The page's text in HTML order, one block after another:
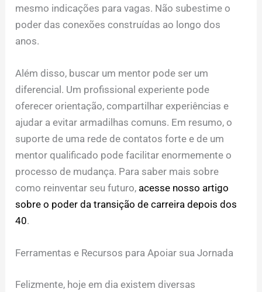
mesmo indicações para vagas. Não subestime o
poder das conexões construídas ao longo dos
anos.
Além disso, buscar um mentor pode ser um
diferencial. Um profissional experiente pode
oferecer orientação, compartilhar experiências e
ajudar a evitar armadilhas comuns. Em resumo, o
suporte de uma rede de contatos forte e de um
mentor qualificado pode facilitar enormemente o
processo de mudança. Para saber mais sobre
como reinventar seu futuro, acesse nosso artigo
sobre o poder da transição de carreira depois dos
40.
Ferramentas e Recursos para Apoiar sua Jornada
Felizmente, hoje em dia existem diversas